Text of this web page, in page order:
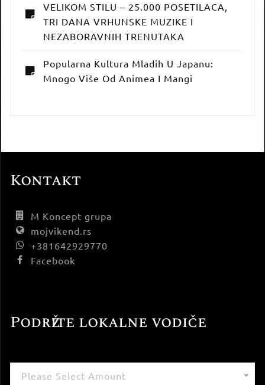
VELIKOM STILU – 25.000 POSETILACA,
TRI DANA VRHUNSKE MUZIKE I
NEZABORAVNIH TRENUTAKA
Popularna Kultura Mladih U Japanu:
Mnogo Više Od Animea I Mangi
Kontakt
M Koncept grupa
mojvikend.rs
+381642929770
Facebook
Podržite lokalne vodiče
Please Select Amount